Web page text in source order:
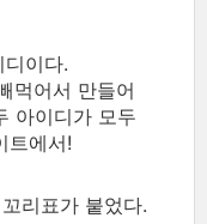
이다.
먹어서 만들어
아이디가 모두
트에서!
리표가 붙었다.